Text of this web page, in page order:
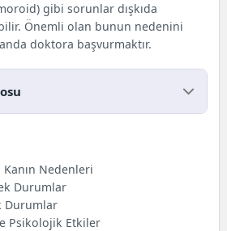
gibi sorunlar dışkıda
Önemli olan bunun nedenini
doktora başvurmaktır.
Kanın Nedenleri
Durumlar
Durumlar
ve Psikolojik Etkiler
Öneriler
Kanın Nedenleri
Durumlar
Durumlar
Psikolojik Etkiler